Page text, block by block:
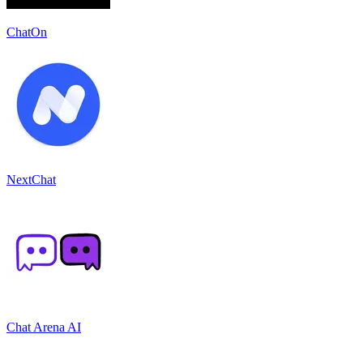
ChatOn
NextChat
Chat Arena AI